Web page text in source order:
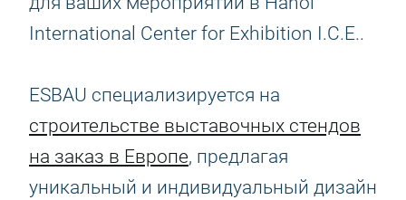
International Center for Exhibition I.C.E..
ESBAU специализируется на
строительстве выставочных стендов
на заказ в Европе, предлагая
уникальный и индивидуальный дизайн